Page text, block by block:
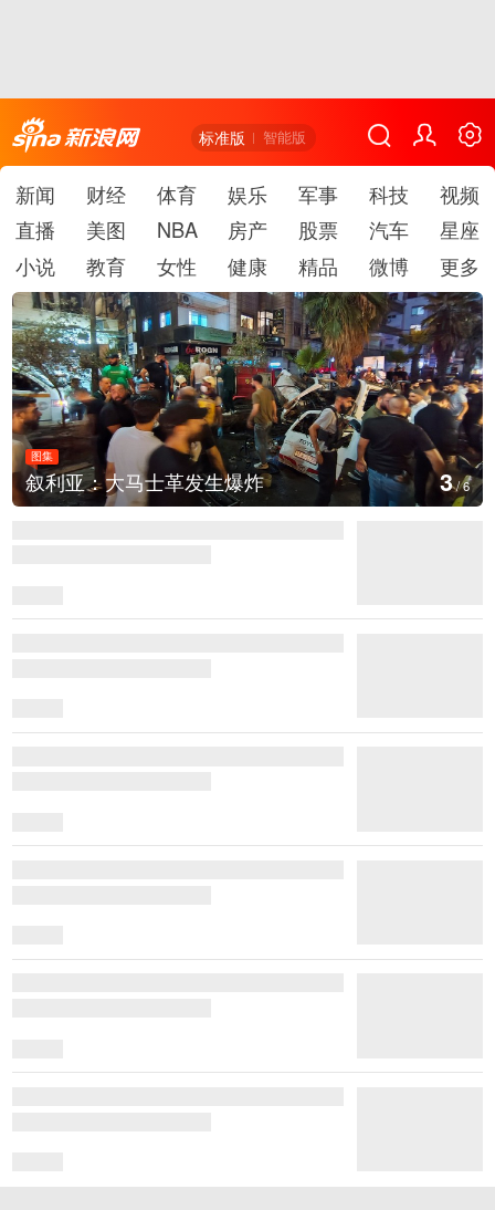
标准版 智能版
新闻 财经 体育 娱乐 军事 科技
视频
直播
美图 NBA 房产 股票 汽车
星座
小说
教育 女性 健康 精品 微博 更多
云南弥勒：欢庆火把节 4/6